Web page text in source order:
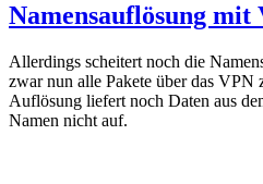
Namensauflösung mit
Allerdings scheitert noch die
zwar nun alle Pakete über das VPN
Auflösung liefert noch Daten aus
Namen nicht auf.